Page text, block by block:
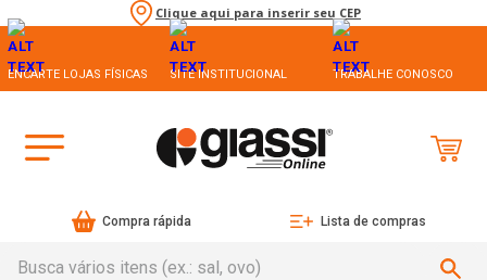
Clique aqui para inserir seu CEP
ENCARTE LOJAS FÍSICAS SITE INSTITUCIONAL TRABALHE CONOSCO
Compra rápida Lista de compras